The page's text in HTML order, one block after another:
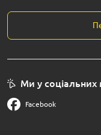
Ми у
Facebook